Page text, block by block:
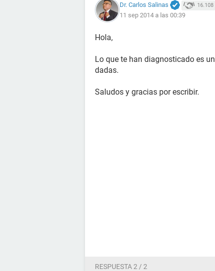
Dr. Carlos Salinas 16.108
11 sep 2014 a las 00:39
Hola,
Lo que te han diagnosticado es un
dadas.
Saludos y gracias por escribir.
RESPUESTA 2 / 2